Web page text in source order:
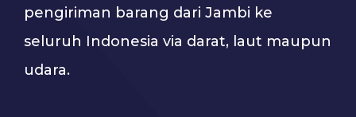
pengiriman barang dari Jambi ke
seluruh Indonesia via darat, laut maupun
udara.